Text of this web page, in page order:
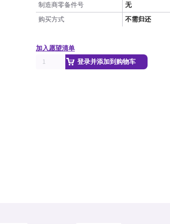
制造商零备件号
无
购买方式
不需归还
加入愿望清单
登录并添加到购物车